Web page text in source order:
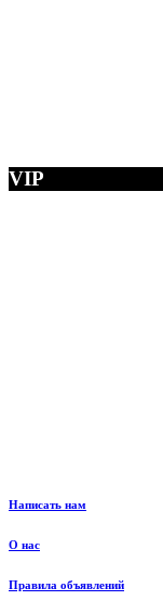
VIP
Написать нам
О нас
Правила объявлений